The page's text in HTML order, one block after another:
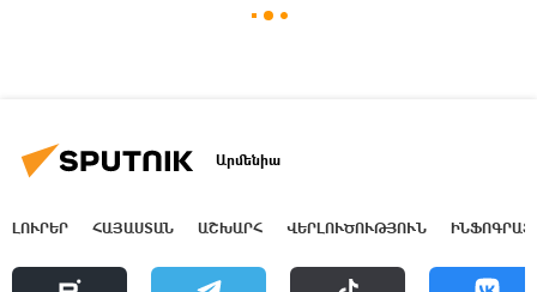
Արմենիա
ԼՈՒՐԵՐ ՀԱՅԱՍՏԱՆ ԱՇԽԱՐՀ ՎԵՐԼՈՒԾՈՒԹՅՈՒՆ